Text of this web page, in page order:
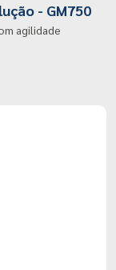
- GM750
agilidade